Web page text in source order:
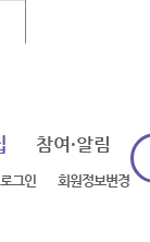
그인 회원정보변경
참여·알림